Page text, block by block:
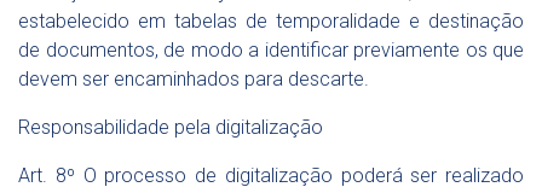
estabelecido em tabelas de temporalidade e destinação
de documentos, de modo a identificar previamente os que
devem ser encaminhados para descarte.
Responsabilidade pela digitalização
Art. 8º O processo de digitalização poderá ser realizado